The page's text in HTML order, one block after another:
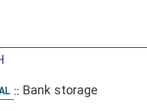
:: Bank storage